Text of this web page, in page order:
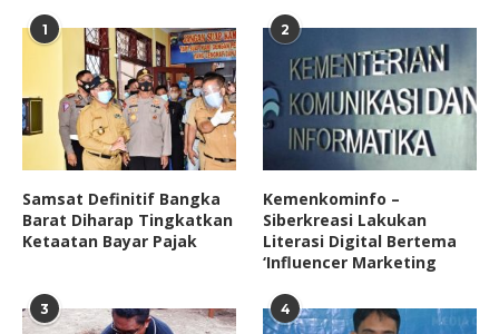
1
Samsat Definitif Bangka
Barat Diharap Tingkatkan
Ketaatan Bayar Pajak
2
Kemenkominfo –
Siberkreasi Lakukan
Literasi Digital Bertema
‘Influencer Marketing
3 4